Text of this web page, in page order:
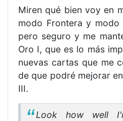
Miren qué bien voy en
modo Frontera y
pero seguro y me
Oro I, que es lo más
nuevas cartas que me
de que podré mejorar
III.
Look how well